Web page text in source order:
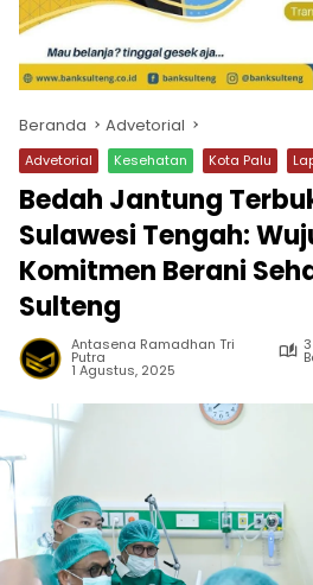
Beranda Advetorial
Advetorial Kesehatan Kota Palu
Bedah Jantung
Sulawesi Tengah:
Komitmen Berani
Sulteng
Antasena Ramadhan Tri
Putra
1 Agustus, 2025